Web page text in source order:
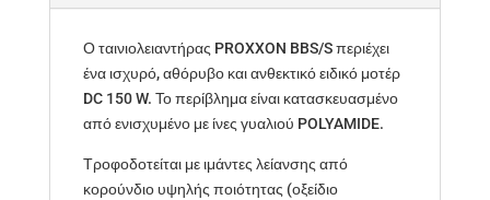
Ο ταινιολειαντήρας PROXXON BBS/S περιέχει
ένα ισχυρό, αθόρυβο και ανθεκτικό ειδικό μοτέρ
DC 150 W. Το περίβλημα είναι κατασκευασμένο
από ενισχυμένο με ίνες γυαλιού POLYAMIDE.
Τροφοδοτείται με ιμάντες λείανσης από
κορούνδιο υψηλής ποιότητας (οξείδιο